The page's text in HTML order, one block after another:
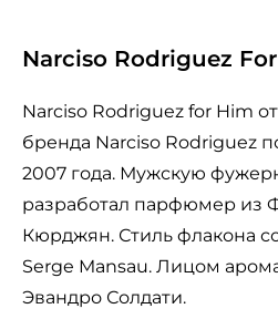
Narciso Rodriguez
Narciso Rodriguez for Him
бренда Narciso Rodriguez
2007 года. Мужскую
разработал парфюмер из
Кюрджян. Стиль флакона
Serge Mansau. Лицом
Эвандро Солдати.